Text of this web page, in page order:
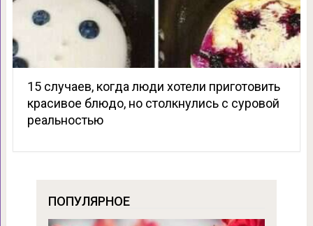
15 случаев, когда люди хотели приготовить
красивое блюдо, но столкнулись с суровой
реальностью
ПОПУЛЯРНОЕ